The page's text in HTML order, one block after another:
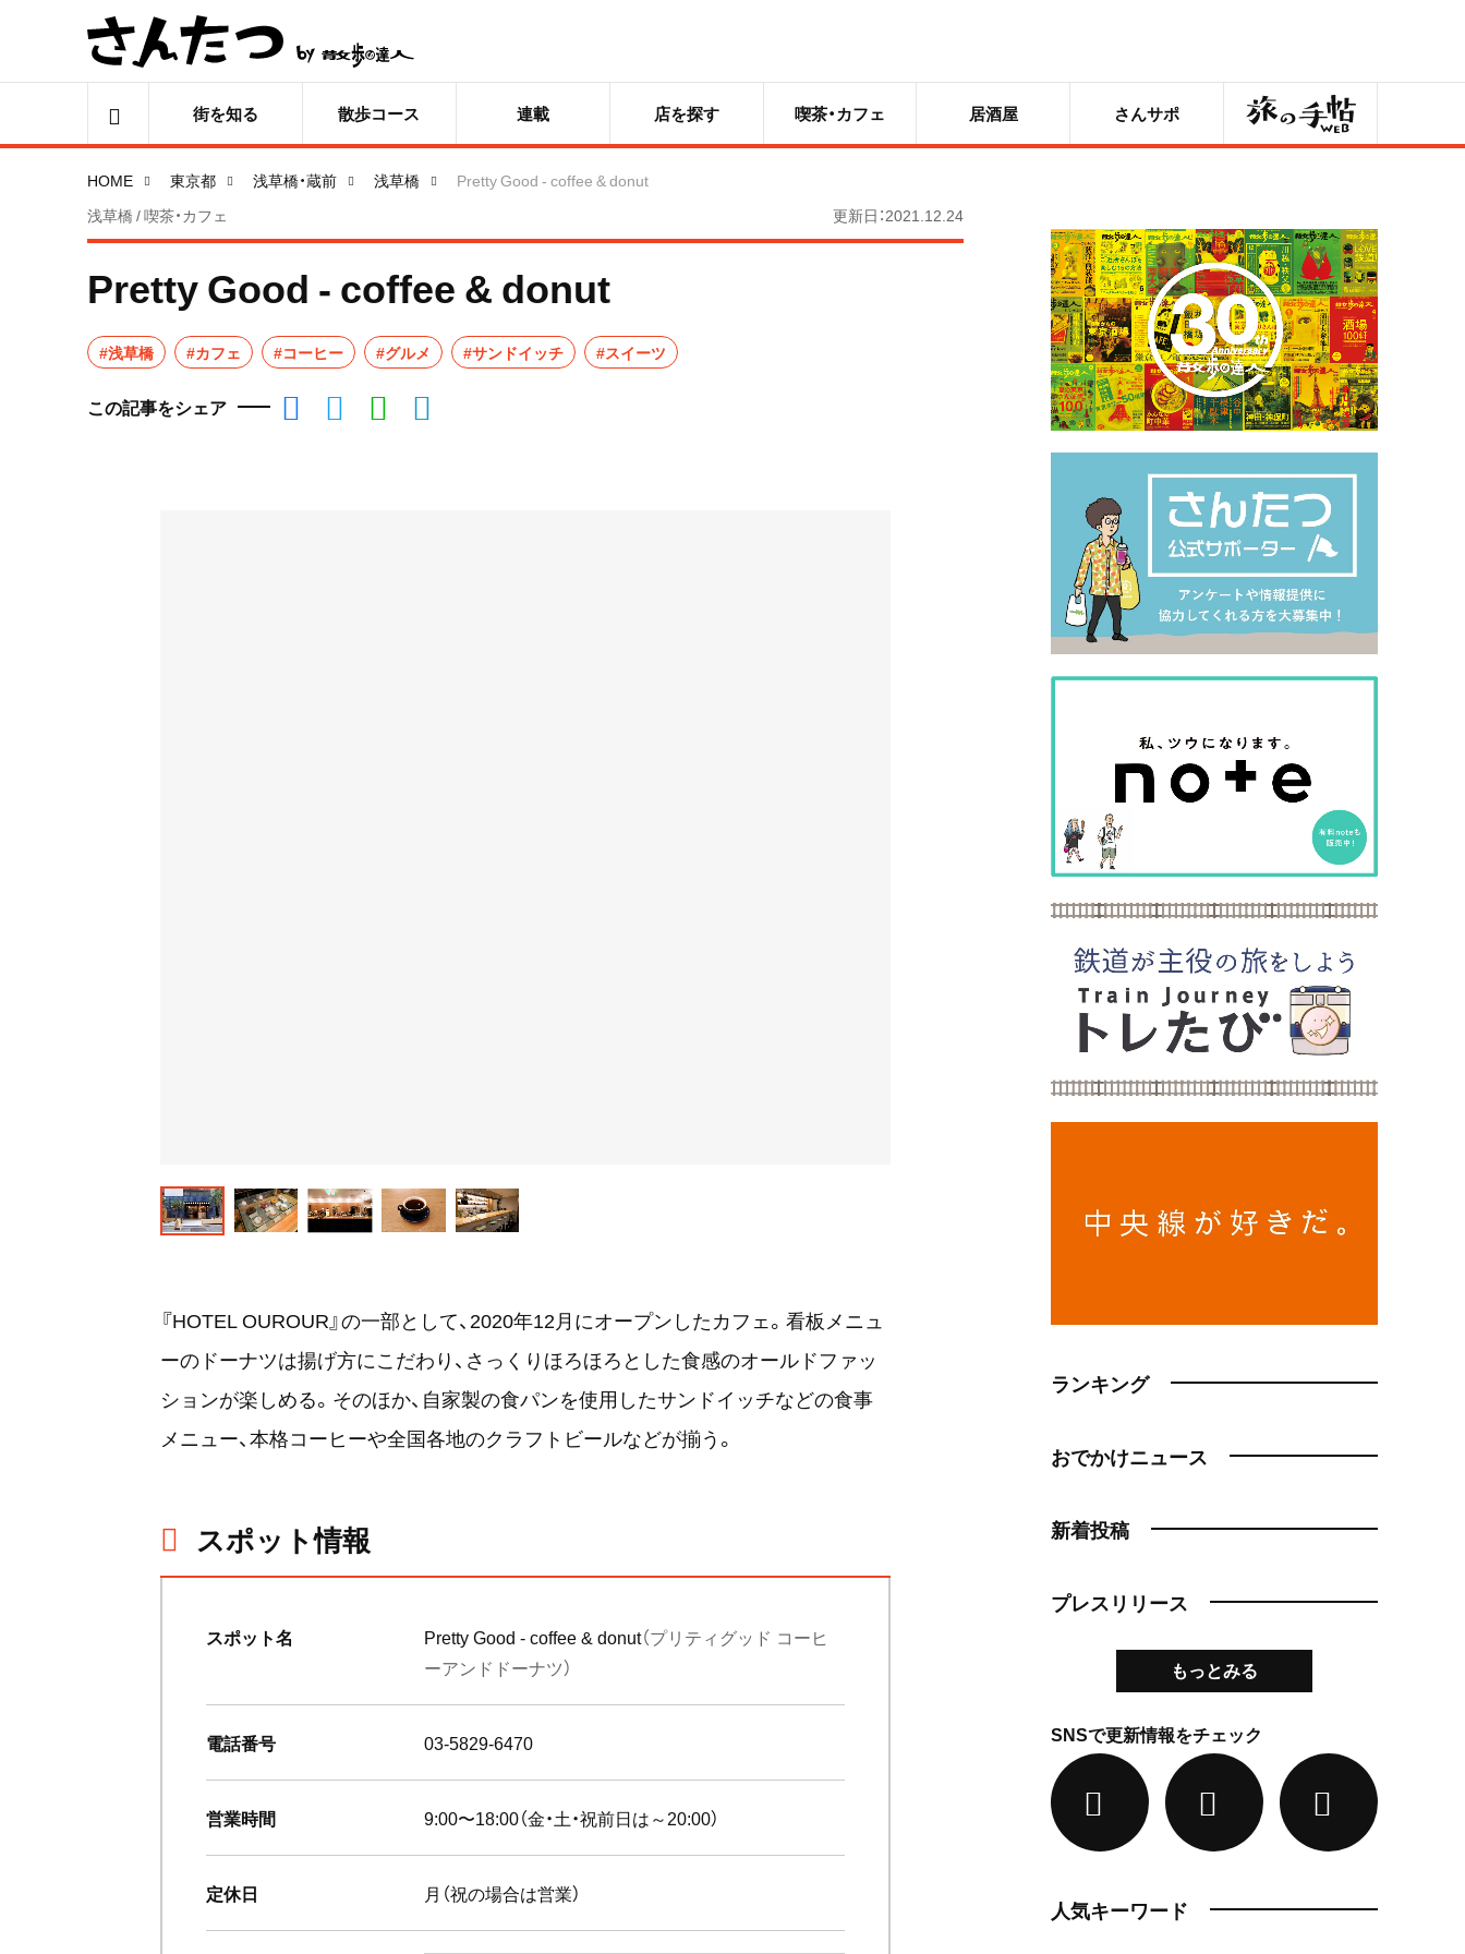
街を知る 散歩コース 連載 店を探す 喫茶・カフェ 居酒屋 さんサポ 旅の手帖
HOME 東京都 浅草橋・蔵前 浅草橋
Pretty Good - coffee & donut
浅草橋 / 喫茶・カフェ
更新日：2021.12.24
Pretty Good - coffee & donut
#浅草橋 #カフェ #コーヒー #グルメ #サンドイッチ #スイーツ
この記事をシェア
『HOTEL OUROUR』の一部として、2020年12月にオープンしたカフェ。看板メニュ
ーのドーナツは揚げ方にこだわり、さっくりほろほろとした食感のオールドファッ
ションが楽しめる。そのほか、自家製の食パンを使用したサンドイッチなどの食事
メニュー、本格コーヒーや全国各地のクラフトビールなどが揃う。
スポット情報
スポット名 Pretty Good - coffee & donut（プリティグッド コーヒ
ーアンドドーナツ）
電話番号 03-5829-6470
営業時間 9:00〜18:00（金・土・祝前日は～20:00）
定休日 月（祝の場合は営業）
ランキング
おでかけニュース
新着投稿
プレスリリース
もっとみる
SNSで更新情報をチェック
人気キーワード